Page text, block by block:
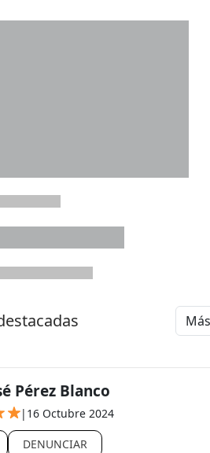
Pérez Blanco
| 16 Octubre 2024
DENUNCIAR